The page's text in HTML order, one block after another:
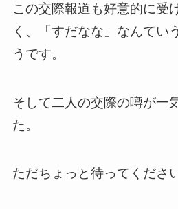
この交際報道も好意的に受
く、「すだなな」なんてい
うです。
そして二人の交際の噂が一
た。
ただちょっと待ってくださ